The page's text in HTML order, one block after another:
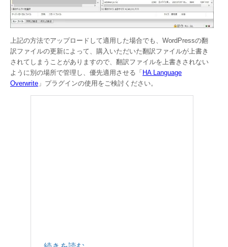
上記の方法でアップロードして適用した場合でも、WordPressの翻
訳ファイルの更新によって、購入いただいた翻訳ファイルが上書き
されてしまうことがありますので、翻訳ファイルを上書きされない
ように別の場所で管理し、優先適用させる「 HA Language
Overwrite 」プラグインの使用をご検討ください。